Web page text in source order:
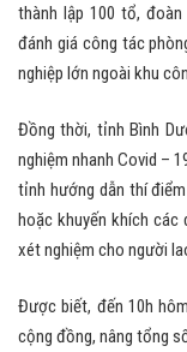
thành lập 100 tổ,
đánh giá công tác
nghiệp lớn ngoài khu
Đồng thời, tỉnh Bình
nghiệm nhanh Covid –
tỉnh hướng dẫn thí
hoặc khuyến khích các
xét nghiệm cho người
Được biết, đến 10h
cộng đồng, nâng tổng